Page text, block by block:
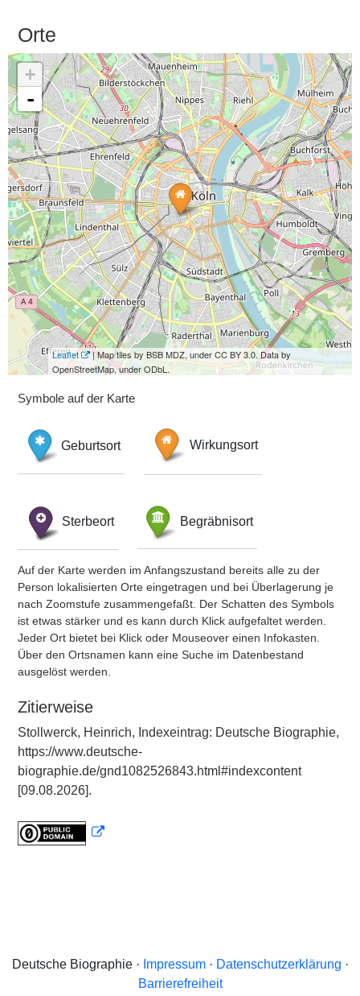
Orte
+
-
Leaflet
| Map tiles by BSB MDZ, under CC BY 3.0. Data by
OpenStreetMap, under ODbL.
Symbole auf der Karte
Geburtsort Wirkungsort
Sterbeort Begräbnisort
Auf der Karte werden im Anfangszustand bereits alle zu der
Person lokalisierten Orte eingetragen und bei Überlagerung je
nach Zoomstufe zusammengefaßt. Der Schatten des Symbols
ist etwas stärker und es kann durch Klick aufgefaltet werden.
Jeder Ort bietet bei Klick oder Mouseover einen Infokasten.
Über den Ortsnamen kann eine Suche im Datenbestand
ausgelöst werden.
Zitierweise
Stollwerck, Heinrich, Indexeintrag: Deutsche Biographie,
https://www.deutsche-
biographie.de/gnd1082526843.html#indexcontent
[09.08.2026].
Deutsche Biographie · Impressum· Datenschutzerklärung ·
Barrierefreiheit